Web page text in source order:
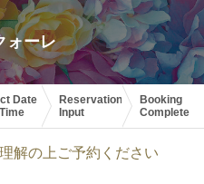
ォーレ
Date
Reservation
Input
Booking
Complete
解の上ご予約ください